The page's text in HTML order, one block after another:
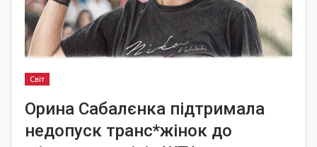
Світ
Орина Сабалєнка підтримала
недопуск транс*жінок до